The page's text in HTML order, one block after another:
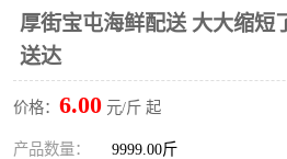
厚街宝屯海鲜配送 大大缩短
送达
价格： 6.00 元/斤 起
产品数量： 9999.00斤